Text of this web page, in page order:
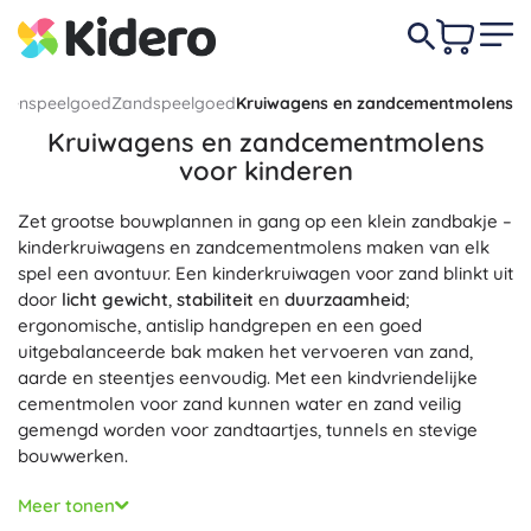
ZandspeelgoedKruiwagens en zandcementmolens
Kruiwagens en zandcementmolens
voor kinderen
Zet grootse bouwplannen in gang op een klein zandbakje –
kinderkruiwagens en zandcementmolens maken van elk
spel een avontuur. Een kinderkruiwagen voor zand blinkt uit
door licht gewicht, stabiliteit en duurzaamheid;
ergonomische, antislip handgrepen en een goed
uitgebalanceerde bak maken het vervoeren van zand,
aarde en steentjes eenvoudig. Met een kindvriendelijke
cementmolen voor zand kunnen water en zand veilig
gemengd worden voor zandtaartjes, tunnels en stevige
bouwwerken.
Kinderkruiwagens en zandcementmolens zijn ideaal voor
de zandbak, tuin, speelplaats en het strand. Bij duwen,
Meer tonen